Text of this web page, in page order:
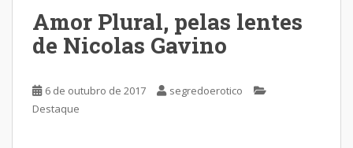
Amor Plural, pelas lentes
de Nicolas Gavino
6 de outubro de 2017
segredoerotico
Destaque